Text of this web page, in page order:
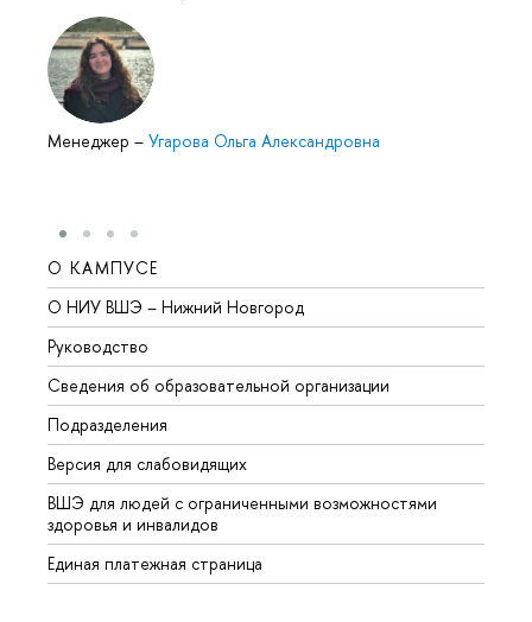
Менеджер – Угарова Ольга Александровна
О КАМПУСЕ
О НИУ ВШЭ – Нижний Новгород
Руководство
Сведения об образовательной организации
Подразделения
Версия для слабовидящих
ВШЭ для людей с ограниченными возможностями
здоровья и инвалидов
Единая платежная страница